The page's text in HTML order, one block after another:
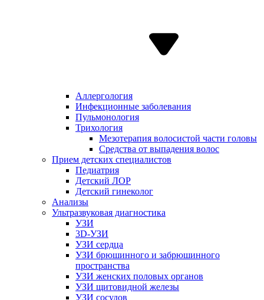
Аллергология
Инфекционные заболевания
Пульмонология
Трихология
Мезотерапия волосистой части головы
Средства от выпадения волос
Прием детских специалистов
Педиатрия
Детский ЛОР
Детский гинеколог
Анализы
Ультразвуковая диагностика
УЗИ
3D-УЗИ
УЗИ сердца
УЗИ брюшинного и забрюшинного
пространства
УЗИ женских половых органов
УЗИ щитовидной железы
УЗИ сосудов